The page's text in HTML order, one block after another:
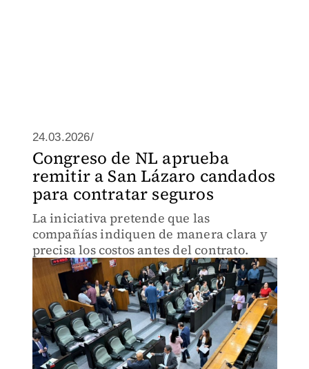
24.03.2026/
Congreso de NL aprueba
remitir a San Lázaro candados
para contratar seguros
La iniciativa pretende que las
compañías indiquen de manera clara y
precisa los costos antes del contrato.